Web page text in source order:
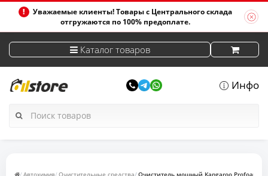
Уважаемые клиенты! Товары с Центрального склада
отгружаются по 100% предоплате.
Каталог товаров
Инфо
Автохимия Очистительные средства Очиститель мощный Kangaroo Profoam